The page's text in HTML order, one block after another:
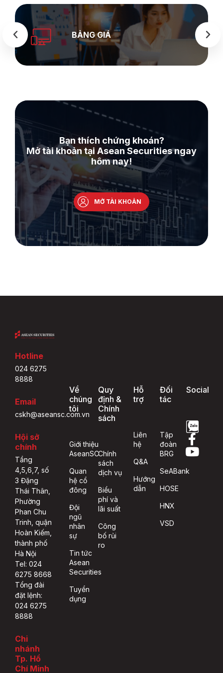
SEASTOCK
WEB
Bạn thích chứng khoán?
Mở tài khoản tại Asean Securities ngay
hôm nay!
MỞ TÀI KHOẢN
Hotline
024 6275
8888
Email
cskh@aseansc.com.vn
Hội sở
chính
Tầng
4,5,6,7, số
3 Đặng
Thái Thân,
Phường
Phan Chu
Trinh, quận
Hoàn Kiếm,
thành phố
Hà Nội
Tel: 024
6275 8668
Tổng đài
đặt lệnh:
024 6275
8888
Chi
nhánh
Tp. Hồ
Chí Minh
Về
chúng
tôi
Giới thiệu
AseanSC
Quan
hệ cổ
đông
Đội
ngũ
nhân
sự
Tin tức
Asean
Securities
Tuyển
dụng
Quy
định &
Chính
sách
Chính
sách
dịch vụ
Biểu
phí và
lãi suất
Công
bố rủi
ro
Hỗ
trợ
Liên
hệ
Q&A
Hướng
dẫn
Đối
tác
Tập
đoàn
BRG
SeABank
HOSE
HNX
VSD
Social